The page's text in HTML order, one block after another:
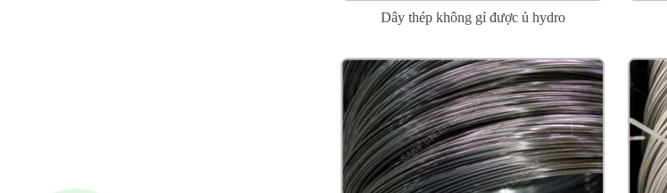
Dây thép không gỉ được ủ hydro